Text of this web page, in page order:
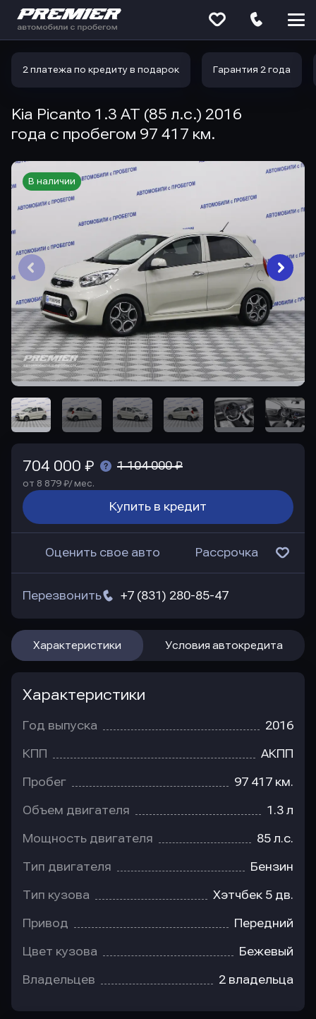
2 платежа по кредиту в подарок Гарантия 2 года
Kia Picanto 1.3 AT (85 л.с.) 2016
года с пробегом 97 417 км.
В наличии
704 000 ₽ 1 104 000 ₽
от 8 879 ₽/ мес.
Купить в кредит
Оценить свое авто Рассрочка
+7 (831) 280-85-47
Перезвонить
Характеристики Условия автокредита
Характеристики
Год выпуска 2016
КПП АКПП
Пробег 97 417 км.
Объем двигателя 1.3 л
Мощность двигателя 85 л.с.
Тип двигателя Бензин
Тип кузова Хэтчбек 5 дв.
Привод Передний
Цвет кузова Бежевый
Владельцев 2 владельца